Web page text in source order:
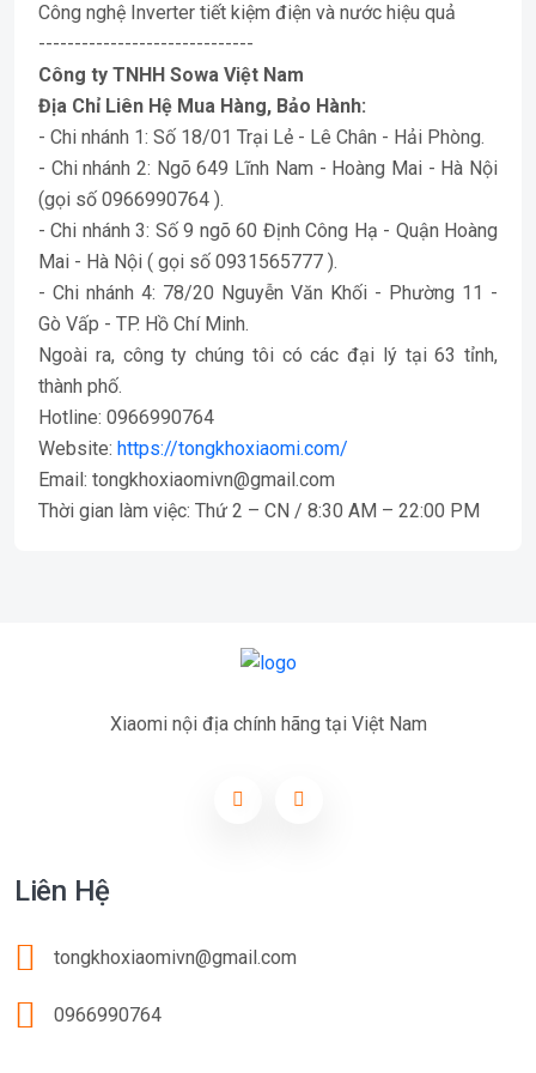
Công nghệ Inverter tiết kiệm điện và nước hiệu quả
------------------------------
Công ty TNHH Sowa Việt Nam
Địa Chỉ Liên Hệ Mua Hàng, Bảo Hành:
- Chi nhánh 1: Số 18/01 Trại Lẻ - Lê Chân - Hải Phòng.
- Chi nhánh 2: Ngõ 649 Lĩnh Nam - Hoàng Mai - Hà Nội
(gọi số 0966990764 ).
- Chi nhánh 3: Số 9 ngõ 60 Định Công Hạ - Quận Hoàng
Mai - Hà Nội ( gọi số 0931565777 ).
- Chi nhánh 4: 78/20 Nguyễn Văn Khối - Phường 11 -
Gò Vấp - TP. Hồ Chí Minh.
Ngoài ra, công ty chúng tôi có các đại lý tại 63 tỉnh,
thành phố.
Hotline: 0966990764
Website: https://tongkhoxiaomi.com/
Email: tongkhoxiaomivn@gmail.com
Thời gian làm việc: Thứ 2 – CN / 8:30 AM – 22:00 PM
Xiaomi nội địa chính hãng tại Việt Nam
Liên Hệ
tongkhoxiaomivn@gmail.com
0966990764